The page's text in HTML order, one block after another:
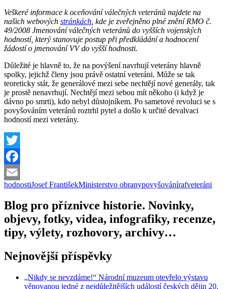
Veškeré informace k oceňování válečných veteránů najdete na
našich webových stránkách , kde je zveřejněno plné znění RMO č.
49/2008 Jmenování válečných veteránů do vyšších vojenských
hodností, který stanovuje postup při předkládání a hodnocení
žádostí o jmenování VV do vyšší hodnosti.
Důležité je hlavně to, že na povýšení navrhují veterány hlavně
spolky, jejichž členy jsou právě ostatní veteráni. Může se tak
teoreticky stát, že generálové mezi sebe nechtějí nové generály, tak
je prostě nenavrhují. Nechtějí mezi sebou mít někoho (i když je
dávno po smrti), kdo nebyl důstojníkem. Po sametové revoluci se s
povyšováním veteránů roztrhl pytel a došlo k určité devalvaci
hodností mezi veterány.
Twitter
Facebook
Email
hodnostiJosef FrantišekMinisterstvo obranypovyšovánírafveteráni
Blog pro příznivce historie. Novinky,
objevy, fotky, videa, infografiky, recenze,
tipy, výlety, rozhovory, archivy…
Nejnovější příspěvky
„Nikdy se nevzdáme!“ Národní muzeum otevřelo výstavu
věnovanou jedné z nejdůležitějších událostí českých dějin 20.